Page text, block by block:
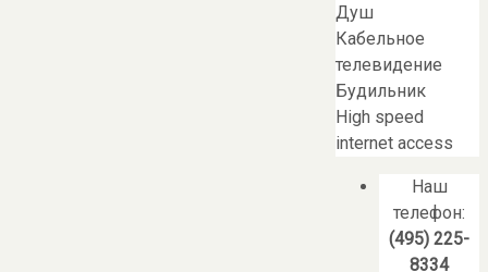
Душ
Кабельное
телевидение
Будильник
High speed
internet access
Наш
телефон:
(495) 225-
8334